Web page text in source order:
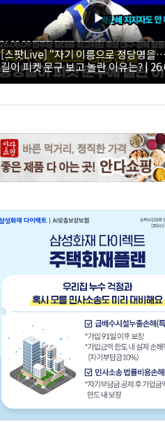
[스팟Live] “자기 이름으로 정당명을
길이 피켓 문구 보고 놀란 이유는? |
더불어민주당 당대표·최고위원 후보